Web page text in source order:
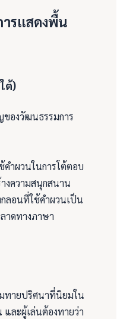
รแสดงพื้น
ต้)
องวัฒนธรรมการ
ำผวนในการโต้ตอบ
งความสนุกสนาน
ลอนที่ใช้คำผวนเป็น
าดทางภาษา
ทายปริศนาที่นิยมใน
ละผู้เล่นต้องทายว่า